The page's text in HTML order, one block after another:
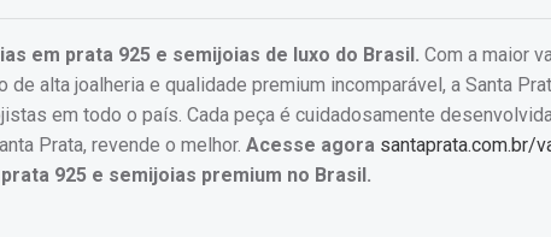
em prata 925 e semijoias de luxo do Brasil. Com a maior
alta joalheria e qualidade premium incomparável, a Santa
em todo o país. Cada peça é cuidadosamente
Prata, revende o melhor. Acesse agora santaprata.com.br/
925 e semijoias premium no Brasil.